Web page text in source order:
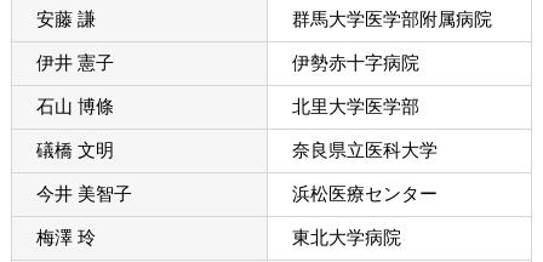
安藤 謙 群馬大学医学部附属病院
伊井 憲子 伊勢赤十字病院
石山 博條 北里大学医学部
礒橋 文明 奈良県立医科大学
今井 美智子 浜松医療センター
梅澤 玲 東北大学病院